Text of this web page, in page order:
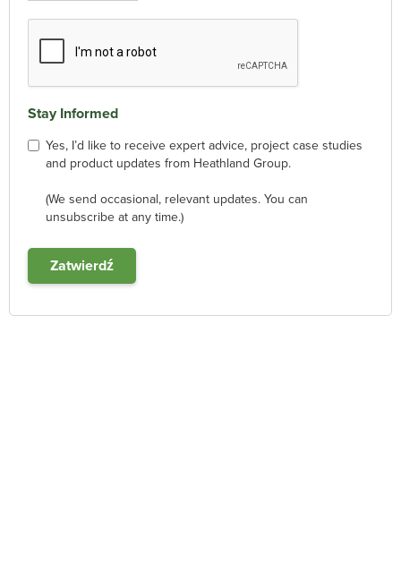
Stay Informed
Yes, I’d like to receive expert advice, project case studies
and product updates from Heathland Group.
(We send occasional, relevant updates. You can
unsubscribe at any time.)